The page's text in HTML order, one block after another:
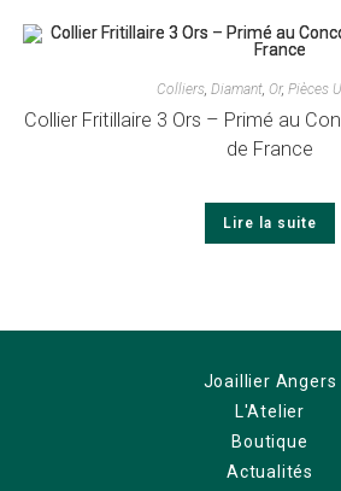
Colliers, Diamant, Or, Pièces
Collier Fritillaire 3 Ors – Primé au
de France
Lire la suite
Joaillier Angers
L'Atelier
Boutique
Actualités